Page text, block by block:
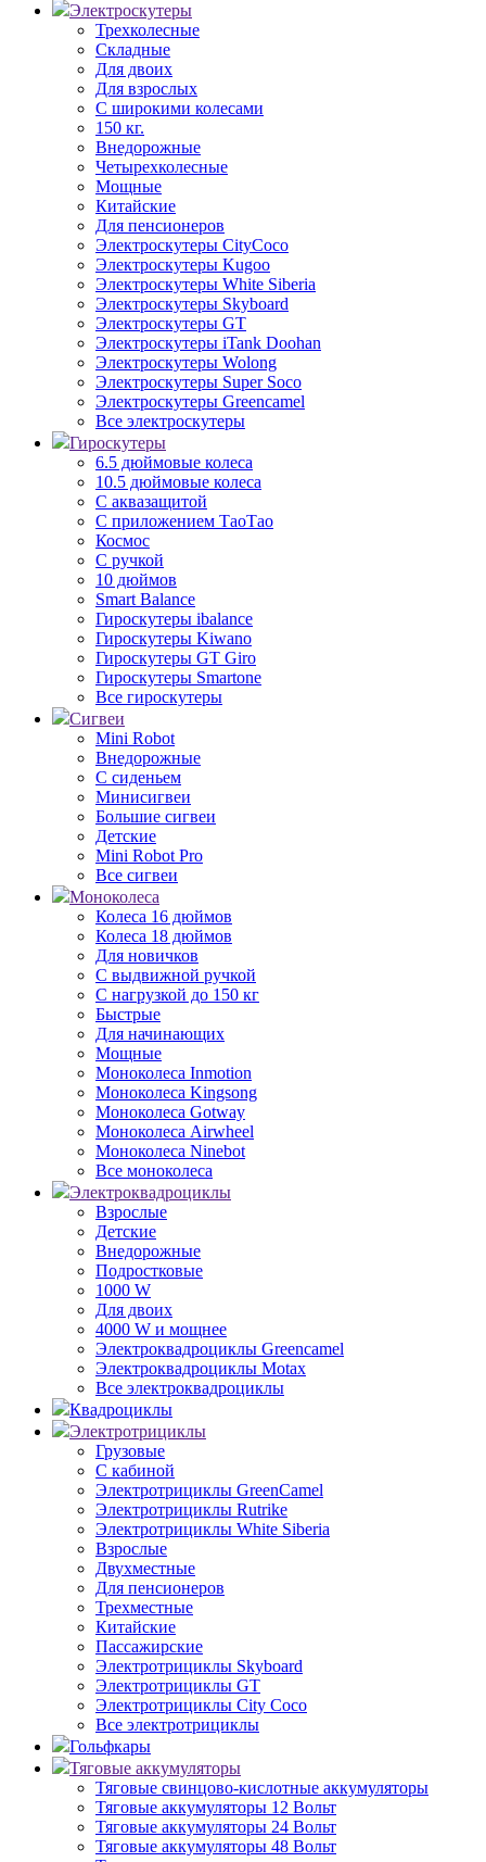
Электроскутеры
Трехколесные
Складные
Для двоих
Для взрослых
С широкими колесами
150 кг.
Внедорожные
Четырехколесные
Мощные
Китайские
Для пенсионеров
Электроскутеры CityCoco
Электроскутеры Kugoo
Электроскутеры White Siberia
Электроскутеры Skyboard
Электроскутеры GT
Электроскутеры iTank Doohan
Электроскутеры Wolong
Электроскутеры Super Soco
Электроскутеры Greencamel
Все электроскутеры
Гироскутеры
6.5 дюймовые колеса
10.5 дюймовые колеса
С аквазащитой
С приложением ТаоТао
Космос
С ручкой
10 дюймов
Smart Balance
Гироскутеры ibalance
Гироскутеры Kiwano
Гироскутеры GT Giro
Гироскутеры Smartone
Все гироскутеры
Сигвеи
Mini Robot
Внедорожные
С сиденьем
Минисигвеи
Большие сигвеи
Детские
Mini Robot Pro
Все сигвеи
Моноколеса
Колеса 16 дюймов
Колеса 18 дюймов
Для новичков
С выдвижной ручкой
С нагрузкой до 150 кг
Быстрые
Для начинающих
Мощные
Моноколеса Inmotion
Моноколеса Kingsong
Моноколеса Gotway
Моноколеса Airwheel
Моноколеса Ninebot
Все моноколеса
Электроквадроциклы
Взрослые
Детские
Внедорожные
Подростковые
1000 W
Для двоих
4000 W и мощнее
Электроквадроциклы Greencamel
Электроквадроциклы Motax
Все электроквадроциклы
Квадроциклы
Электротрициклы
Грузовые
С кабиной
Электротрициклы GreenCamel
Электротрициклы Rutrike
Электротрициклы White Siberia
Взрослые
Двухместные
Для пенсионеров
Трехместные
Китайские
Пассажирские
Электротрициклы Skyboard
Электротрициклы GT
Электротрициклы City Coco
Все электротрициклы
Гольфкары
Тяговые аккумуляторы
Тяговые свинцово-кислотные аккумуляторы
Тяговые аккумуляторы 12 Вольт
Тяговые аккумуляторы 24 Вольт
Тяговые аккумуляторы 48 Вольт